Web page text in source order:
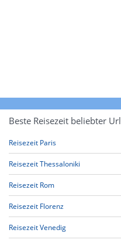
Beste Reisezeit beliebter
Reisezeit Paris
Reisezeit Thessaloniki
Reisezeit Rom
Reisezeit Florenz
Reisezeit Venedig